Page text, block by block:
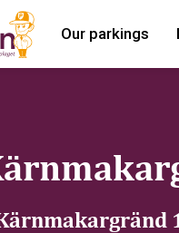
Our parkings